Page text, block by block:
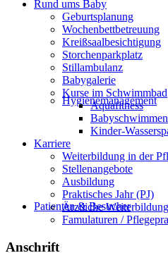
Hygienemanagement
Patienten & Besucher
Rund ums Baby
Geburtsplanung
Wochenbettbetreuung
Kreißsaalbesichtigung
Storchenparkplatz
Stillambulanz
Babygalerie
Kurse im Schwimmbad
Aquafitness
Babyschwimmen
Kinder-
Karriere
Weiterbildung in der
Stellenangebote
Ausbildung
Praktisches Jahr (PJ)
Ärztliche Weiterbildung
Famulaturen /
Anschrift